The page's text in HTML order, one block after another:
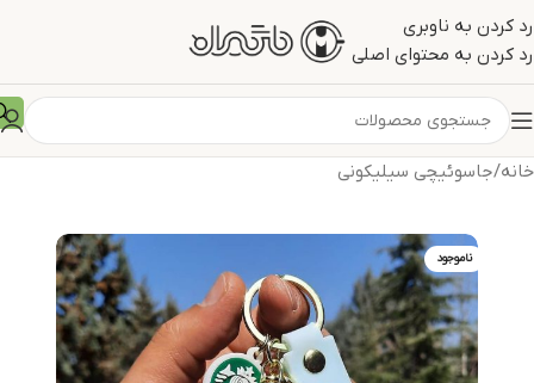
رد کردن به ناوبری
رد کردن به محتوای اصلی
خانه/جاسوئیچی سیلیکونی
ناموجود